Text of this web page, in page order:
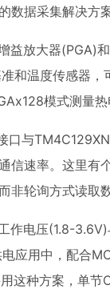
数据采集解决方
益放大器(PGA)
和温度传感器
模式测量
与
信速率。这里
非轮询方式读取
作电压(1.8-
应用中，配合
这种方案，单